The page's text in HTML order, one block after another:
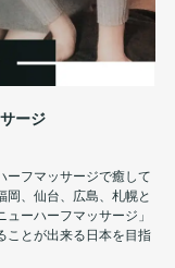
ージ
ーフマッサージで癒して
、仙台、広島、札幌と
ーハーフマッサージ」
ことが出来る日本を目指